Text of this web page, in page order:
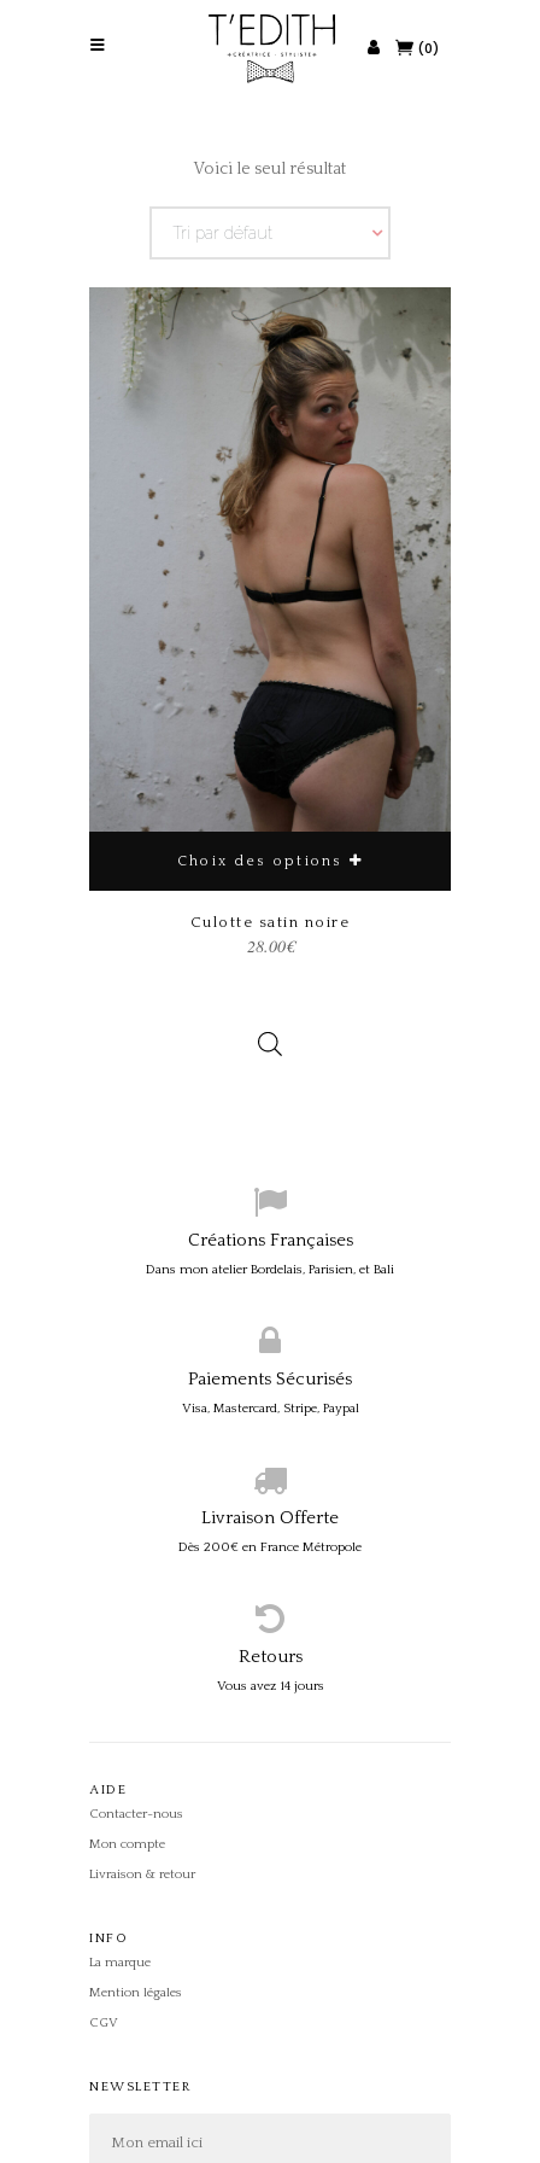
(0)
Voici le seul résultat
Tri par défaut
Choix des options
Ce produit a plusieurs variations. Les options peuvent être choisies sur la page du produit
Culotte satin noire
28.00€
Créations Françaises
Dans mon atelier Bordelais, Parisien, et Bali
Paiements Sécurisés
Visa, Mastercard, Stripe, Paypal
Livraison Offerte
Dès 200€ en France Métropole
Retours
Vous avez 14 jours
AIDE
Contacter-nous
Mon compte
Livraison & retour
INFO
La marque
Mention légales
CGV
NEWSLETTER